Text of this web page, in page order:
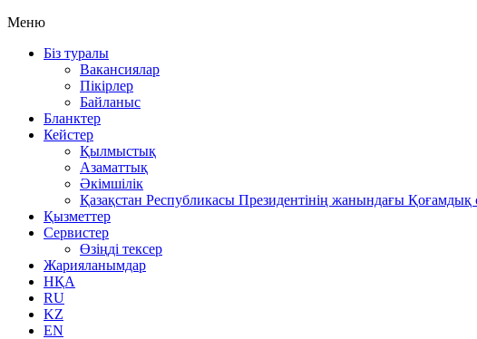
Меню
Біз туралы
Вакансиялар
Пікірлер
Байланыс
Бланктер
Кейстер
Қылмыстық
Азаматтық
Әкімшілік
Қазақстан Республикасы Президентінің жанындағы
Қызметтер
Сервистер
Өзіңді тексер
Жарияланымдар
НҚА
RU
KZ
EN